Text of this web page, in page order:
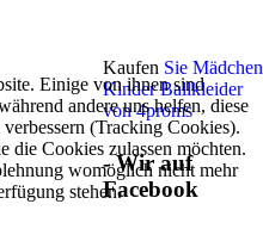
Kaufen Sie Mädchen
Kinder Ballkleider
von 4proms
- Wir auf
Facebook
Einige von ihnen sind
andere uns helfen, diese
(Tracking Cookies).
die Cookies zulassen möchten.
womöglich nicht mehr
stehen.